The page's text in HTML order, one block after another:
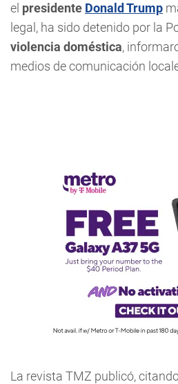
el presidente Donald Trump
legal, ha sido detenido por la
violencia doméstica,
medios de comunicación
La revista TMZ publicó,